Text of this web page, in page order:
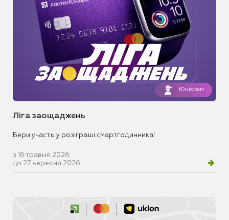
Юніорам
Ліга заощаджень
Бери участь у розіграші смартгодинника!
з 16 травня 2026
до 27 вересня 2026